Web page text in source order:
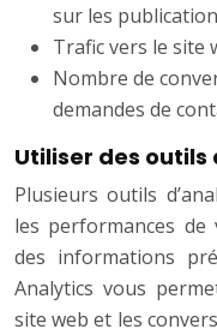
sur les
Trafic vers le site
Nombre de
demandes de
Utiliser des outils
Plusieurs outils
les performances
des informations
Analytics vous
site web et les